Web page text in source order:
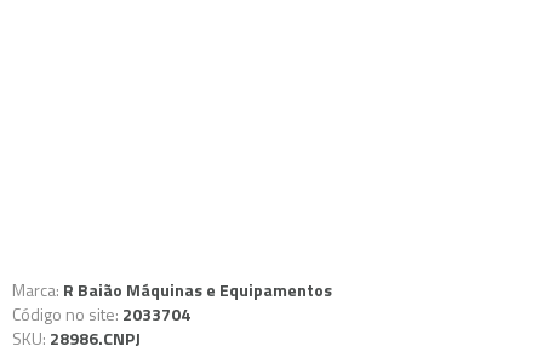
Marca: R Baião Máquinas e Equipamentos
Código no site: 2033704
SKU: 28986.CNPJ